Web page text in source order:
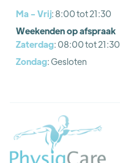
Ma - Vrij: 8:00 tot 21:30
Weekenden op afspraak
Zaterdag: 08:00 tot 21:30
Zondag: Gesloten